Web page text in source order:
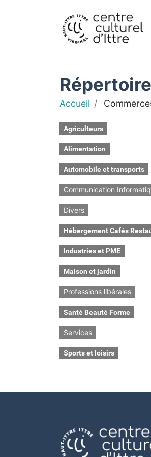
Accueil
Agriculteurs
Alimentation
Automobile et transports
Communication
Divers
Hébergement Cafés
Industries et PME
Maison et jardin
Professions libérales
Santé Beauté Forme
Services
Sports et loisirs